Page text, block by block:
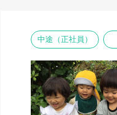
中途（正社員）